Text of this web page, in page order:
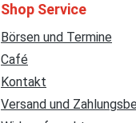
Shop Service
Börsen und Termine
Café
Kontakt
Versand und